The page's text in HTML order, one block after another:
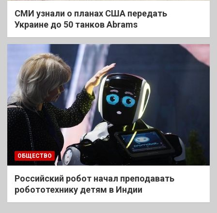
СМИ узнали о планах США передать
Украине до 50 танков Abrams
ОБЩЕСТВО
Российский робот начал преподавать
робототехнику детям в Индии